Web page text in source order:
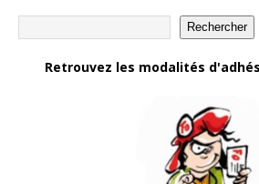
Rechercher
Retrouvez les modalités